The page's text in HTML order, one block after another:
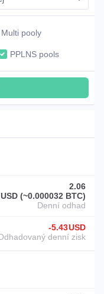
Multi pooly
PPLNS pools
2.06
USD (~0.000032 BTC)
-5.43USD